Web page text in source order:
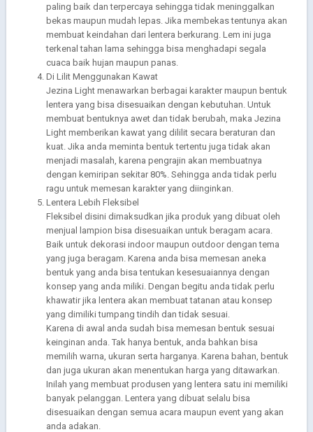
paling baik dan terpercaya sehingga tidak meninggalkan
bekas maupun mudah lepas. Jika membekas tentunya akan
membuat keindahan dari lentera berkurang. Lem ini juga
terkenal tahan lama sehingga bisa menghadapi segala
cuaca baik hujan maupun panas.
Di Lilit Menggunakan Kawat
Jezina Light menawarkan berbagai karakter maupun bentuk
lentera yang bisa disesuaikan dengan kebutuhan. Untuk
membuat bentuknya awet dan tidak berubah, maka Jezina
Light memberikan kawat yang dililit secara beraturan dan
kuat. Jika anda meminta bentuk tertentu juga tidak akan
menjadi masalah, karena pengrajin akan membuatnya
dengan kemiripan sekitar 80%. Sehingga anda tidak perlu
ragu untuk memesan karakter yang diinginkan.
Lentera Lebih Fleksibel
Fleksibel disini dimaksudkan jika produk yang dibuat oleh
menjual lampion bisa disesuaikan untuk beragam acara.
Baik untuk dekorasi indoor maupun outdoor dengan tema
yang juga beragam. Karena anda bisa memesan aneka
bentuk yang anda bisa tentukan kesesuaiannya dengan
konsep yang anda miliki. Dengan begitu anda tidak perlu
khawatir jika lentera akan membuat tatanan atau konsep
yang dimiliki tumpang tindih dan tidak sesuai.
Karena di awal anda sudah bisa memesan bentuk sesuai
keinginan anda. Tak hanya bentuk, anda bahkan bisa
memilih warna, ukuran serta harganya. Karena bahan, bentuk
dan juga ukuran akan menentukan harga yang ditawarkan.
Inilah yang membuat produsen yang lentera satu ini memiliki
banyak pelanggan. Lentera yang dibuat selalu bisa
disesuaikan dengan semua acara maupun event yang akan
anda adakan.